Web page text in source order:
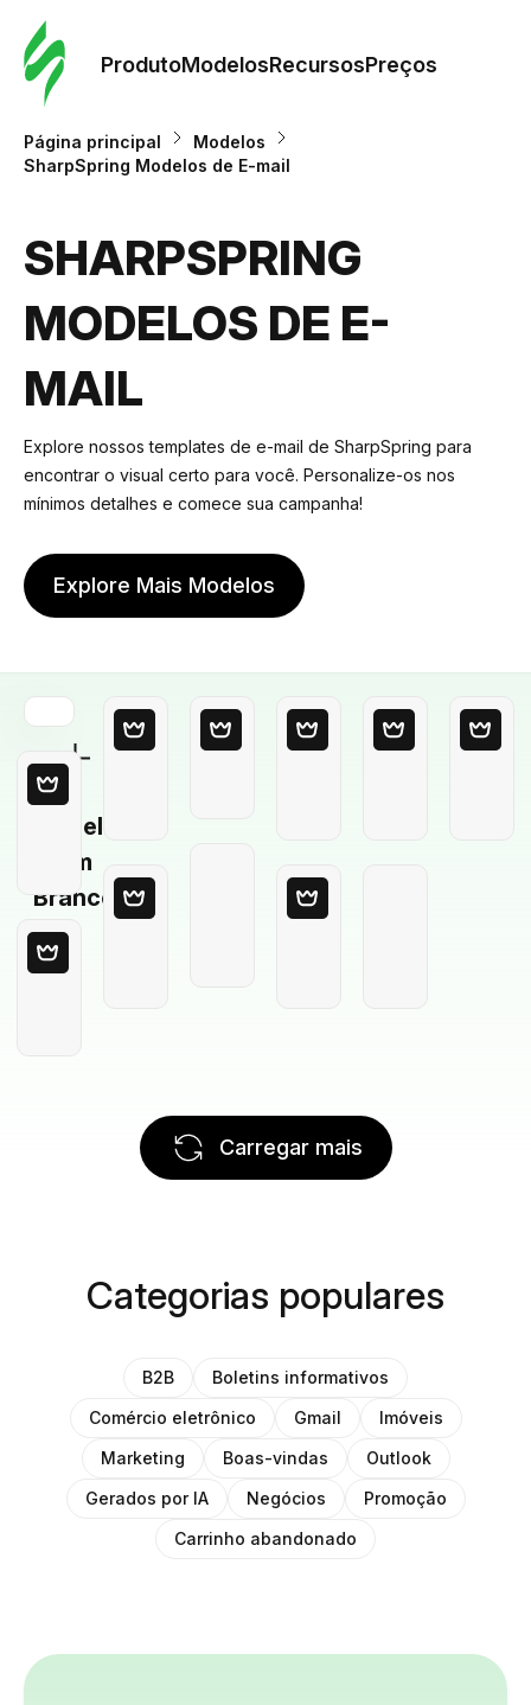
ProdutoModelosRecursosPreços
Página principal
Modelos
SharpSpring Modelos de E-mail
SHARPSPRING
MODELOS DE E-
MAIL
Explore nossos templates de e-mail de SharpSpring para
encontrar o visual certo para você. Personalize-os nos
mínimos detalhes e comece sua campanha!
Explore Mais Modelos
Modelo
em
Branco
Carregar mais
Categorias populares
B2B
Boletins informativos
Comércio eletrônico
Gmail
Imóveis
Marketing
Boas-vindas
Outlook
Gerados por IA
Negócios
Promoção
Carrinho abandonado